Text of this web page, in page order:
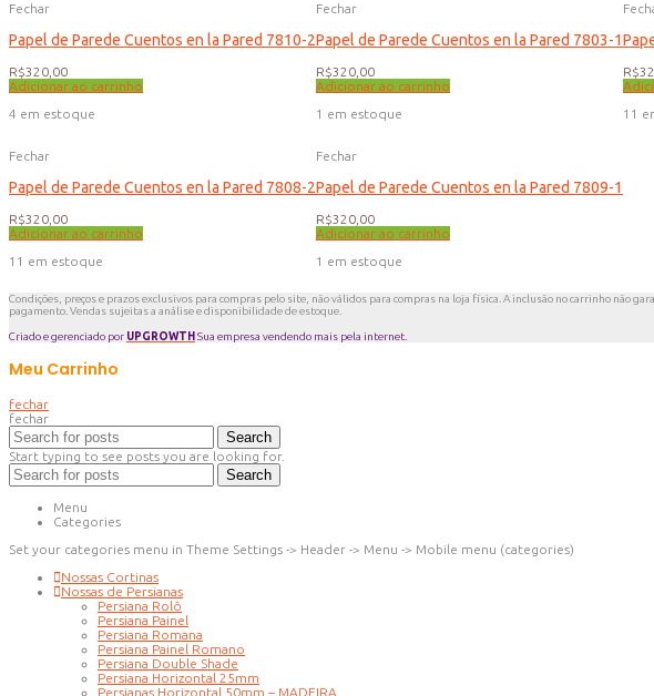
Fechar
Papel de Parede Cuentos en la Pared 7810-2
R$320,00
Adicionar ao carrinho
4 em estoque
Fechar
Papel de Parede Cuentos en la Pared 7803-1
R$320,00
Adicionar ao carrinho
1 em estoque
R$
11
Fechar
Papel de Parede Cuentos en la Pared 7808-2
R$320,00
Adicionar ao carrinho
11 em estoque
Fechar
Papel de Parede Cuentos en la Pared 7809-1
R$320,00
Adicionar ao carrinho
1 em estoque
Condições, preços e prazos exclusivos para compras pelo site, não válidos para compras na loja física. A inclusão no carrinho não
pagamento. Vendas sujeitas a análise e disponibilidade de estoque.
Criado e gerenciado por UPGROWTH Sua empresa vendendo mais pela internet.
Meu Carrinho
fechar
fechar
Search
Start typing to see posts you are looking for.
Search
Menu
Categories
Set your categories menu in Theme Settings -> Header -> Menu -> Mobile menu (categories)
Nossas Cortinas
Nossas de Persianas
Persiana Rolô
Persiana Painel
Persiana Romana
Persiana Painel Romano
Persiana Double Shade
Persiana Horizontal 25mm
Persianas Horizontal 50mm – MADEIRA